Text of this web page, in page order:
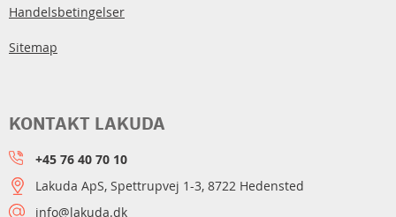
Handelsbetingelser
Sitemap
KONTAKT LAKUDA
+45 76 40 70 10
Lakuda ApS, Spettrupvej 1-3, 8722 Hedensted
info@lakuda.dk